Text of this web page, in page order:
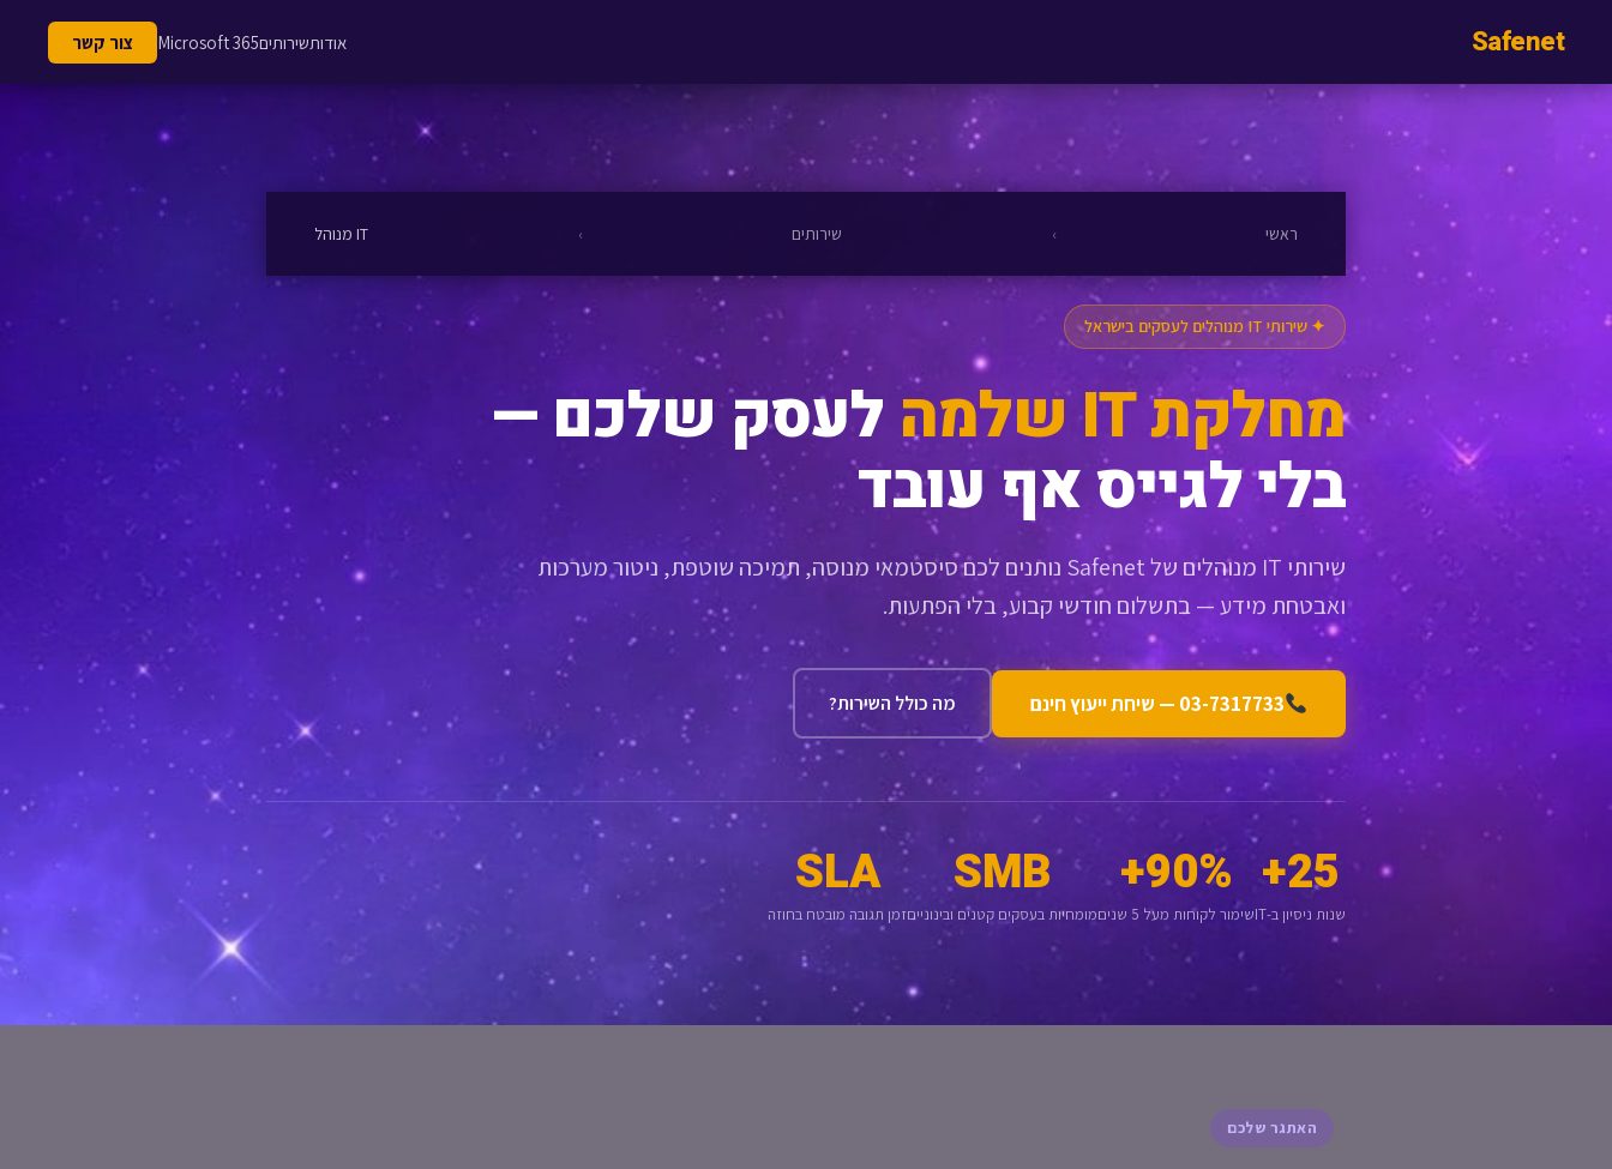
Safenet אודותשירותיםMicrosoft 365 צור קשר
ראשי › שירותים › IT מנוהל
✦ שירותי IT מנוהלים לעסקים בישראל
מחלקת IT שלמה לעסק שלכם —
בלי לגייס אף עובד
שירותי IT מנוהלים של Safenet נותנים לכם סיסטמאי מנוסה, תמיכה שוטפת, ניטור מערכות
ואבטחת מידע — בתשלום חודשי קבוע, בלי הפתעות.
03-7317733 — שיחת ייעוץ חינם מה כולל השירות?
25+
שנות ניסיון ב-IT
90%+
שימור לקוחות מעל 5 שנים
SMB
מומחיות בעסקים קטנים ובינוניים
SLA
זמן תגובה מובטח בחוזה
האתגר שלכם